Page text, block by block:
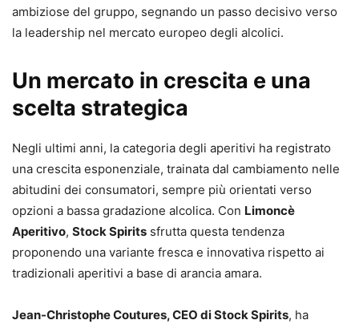
ambiziose del gruppo, segnando un passo decisivo verso
la leadership nel mercato europeo degli alcolici.
Un mercato in crescita e una
scelta strategica
Negli ultimi anni, la categoria degli aperitivi ha registrato
una crescita esponenziale, trainata dal cambiamento nelle
abitudini dei consumatori, sempre più orientati verso
opzioni a bassa gradazione alcolica. Con Limoncè
Aperitivo, Stock Spirits sfrutta questa tendenza
proponendo una variante fresca e innovativa rispetto ai
tradizionali aperitivi a base di arancia amara.
Jean-Christophe Coutures, CEO di Stock Spirits, ha